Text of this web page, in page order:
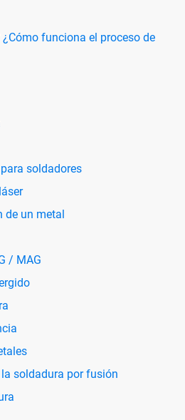
funciona el proceso de
soldadores
de un metal
/ MAG
soldadura por fusión